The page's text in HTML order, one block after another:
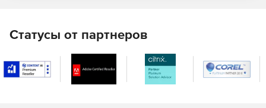
Это проактивное, оптимизированное решение для
полной защиты мобильных устройств. Отражает попытки
фишинга, поступающие через различные социальные
приложения, защищая своих сотрудников от доступа к
Статусы от партнеров